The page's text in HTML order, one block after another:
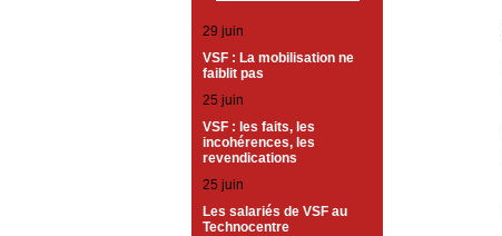
29 juin
VSF : La mobilisation ne
faiblit pas
25 juin
VSF : les faits, les
incohérences, les
revendications
25 juin
Les salariés de VSF au
Technocentre